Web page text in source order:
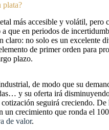
plata?
más accesible y volátil, pero
que en periodos de
claro: no solo es un excelente
de primer orden para
plazo.
de modo que su
y su oferta irá
seguirá creciendo.
un crecimiento que ronda el
de valor.